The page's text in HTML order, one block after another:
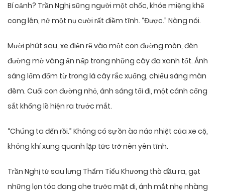
Bí cảnh? Trần Nghị sững người một chốc, khóe miệng khẽ
cong lên, nở một nụ cười rất điềm tĩnh. “Được.” Nàng nói.
Mười phút sau, xe điện rẽ vào một con đường mòn, đèn
đường mờ vàng ẩn nấp trong những cây đa xanh tốt. Ánh
sáng lốm đốm từ trong lá cây rắc xuống, chiếu sáng màn
đêm. Cuối con đường nhỏ, ánh sáng tối đi, một cánh cổng
sắt khổng lồ hiện ra trước mắt.
“Chúng ta đến rồi.” Không có sự ồn ào náo nhiệt của xe cộ,
không khí xung quanh lập tức trở nên yên tĩnh.
Trần Nghị từ sau lưng Thẩm Tiểu Khương thò đầu ra, gạt
những lọn tóc đang che trước mặt đi, ánh mắt nhẹ nhàng